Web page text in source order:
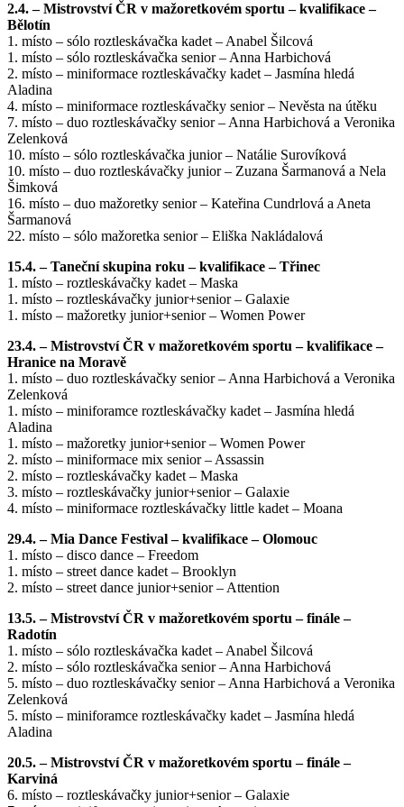
2.4. – Mistrovství ČR v mažoretkovém sportu – kvalifikace –
Bělotín
1. místo – sólo roztleskávačka kadet – Anabel Šilcová
1. místo – sólo roztleskávačka senior – Anna Harbichová
2. místo – miniformace roztleskávačky kadet – Jasmína hledá
Aladina
4. místo – miniformace roztleskávačky senior – Nevěsta na útěku
7. místo – duo roztleskávačky senior – Anna Harbichová a Veronika
Zelenková
10. místo – sólo roztleskávačka junior – Natálie Surovíková
10. místo – duo roztleskávačky junior – Zuzana Šarmanová a Nela
Šimková
16. místo – duo mažoretky senior – Kateřina Cundrlová a Aneta
Šarmanová
22. místo – sólo mažoretka senior – Eliška Nakládalová
15.4. – Taneční skupina roku – kvalifikace – Třinec
1. místo – roztleskávačky kadet – Maska
1. místo – roztleskávačky junior+senior – Galaxie
1. místo – mažoretky junior+senior – Women Power
23.4. – Mistrovství ČR v mažoretkovém sportu – kvalifikace –
Hranice na Moravě
1. místo – duo roztleskávačky senior – Anna Harbichová a Veronika
Zelenková
1. místo – miniforamce roztleskávačky kadet – Jasmína hledá
Aladina
1. místo – mažoretky junior+senior – Women Power
2. místo – miniformace mix senior – Assassin
2. místo – roztleskávačky kadet – Maska
3. místo – roztleskávačky junior+senior – Galaxie
4. místo – miniformace roztleskávačky little kadet – Moana
29.4. – Mia Dance Festival – kvalifikace – Olomouc
1. místo – disco dance – Freedom
1. místo – street dance kadet – Brooklyn
2. místo – street dance junior+senior – Attention
13.5. – Mistrovství ČR v mažoretkovém sportu – finále –
Radotín
1. místo – sólo roztleskávačka kadet – Anabel Šilcová
2. místo – sólo roztleskávačka senior – Anna Harbichová
5. místo – duo roztleskávačky senior – Anna Harbichová a Veronika
Zelenková
5. místo – miniforamce roztleskávačky kadet – Jasmína hledá
Aladina
20.5. – Mistrovství ČR v mažoretkovém sportu – finále –
Karviná
6. místo – roztleskávačky junior+senior – Galaxie